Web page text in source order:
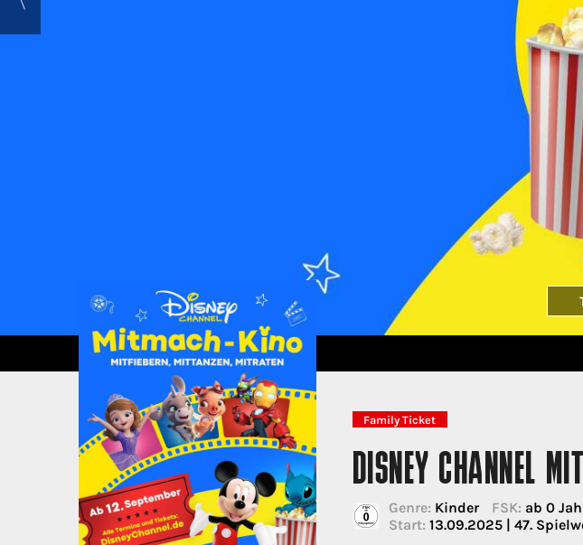
Family Ticket
DISNEY CHANNEL
Genre: Kinder FSK: ab 0
Start: 13.09.2025 | 47.